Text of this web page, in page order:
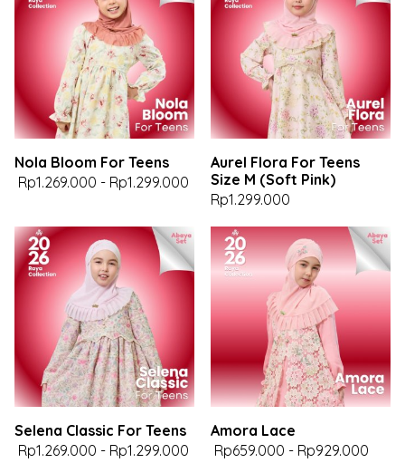
Nola Bloom For Teens
Rp1.269.000 - Rp1.299.000
Aurel Flora For Teens
Size M (Soft Pink)
Rp1.299.000
Selena Classic For Teens
Rp1.269.000 - Rp1.299.000
Amora Lace
Rp659.000 - Rp929.000